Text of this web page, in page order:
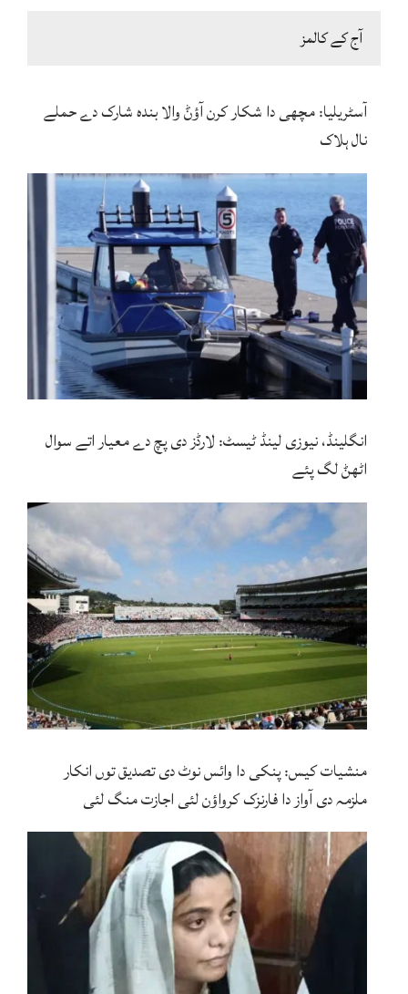
آج کے کالمز
آسٹریلیا: مچھی دا شکار کرن آؤݨ والا بندہ شارک دے حملے
نال ہلاک
انگلینڈ، نیوزی لینڈ ٹیسٹ: لارڈز دی پچ دے معیار اتے سوال
اٹھݨ لگ پئے
منشیات کیس: پنکی دا وائس نوٹ دی تصدیق توں انکار
ملزمہ دی آواز دا فارنزک کرواؤن لئی اجازت منگ لئی